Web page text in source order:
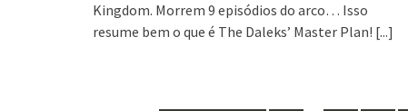
Kingdom. Morrem 9 episódios do arco… Isso
resume bem o que é The Daleks’ Master Plan! [...]